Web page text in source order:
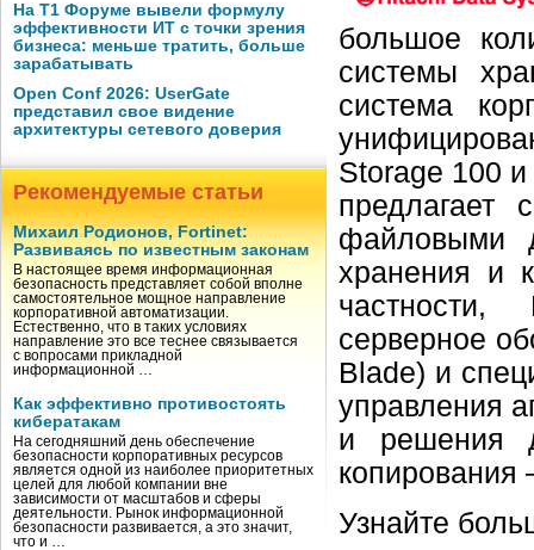
На Т1 Форуме вывели формулу
эффективности ИТ с точки зрения
бизнеса: меньше тратить, больше
зарабатывать
Open Conf 2026: UserGate
представил свое видение
архитектуры сетевого доверия
Рекомендуемые статьи
Михаил Родионов, Fortinet:
Развиваясь по известным законам
В настоящее время информационная
безопасность представляет собой вполне
самостоятельное мощное направление
корпоративной автоматизации.
Естественно, что в таких условиях
направление это все теснее связывается
с вопросами прикладной
информационной …
Как эффективно противостоять
кибератакам
На сегодняшний день обеспечение
безопасности корпоративных ресурсов
является одной из наиболее приоритетных
целей для любой компании вне
зависимости от масштабов и сферы
деятельности. Рынок информационной
безопасности развивается, а это значит,
что и …
большое
системы
система
Storage 100
предлагает
файловыми
хранения и
серверное
Blade) и
управления
и решения
Узнайте